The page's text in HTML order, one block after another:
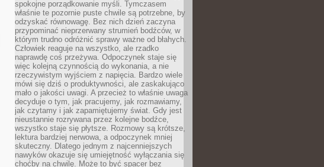
spokojne porządkowanie myśli. Tymczasem
właśnie te pozornie puste chwile są potrzebne, by
odzyskać równowagę. Bez nich dzień zaczyna
przypominać nieprzerwany strumień bodźców, w
którym trudno odróżnić sprawy ważne od błahych.
Człowiek reaguje na wszystko, ale rzadko
naprawdę coś przeżywa. Odpoczynek staje się
więc kolejną czynnością do wykonania, a nie
rzeczywistym wyjściem z napięcia. Bardzo wiele
mówi się dziś o produktywności, ale zaskakująco
mało o jakości uwagi. A przecież to właśnie uwaga
decyduje o tym, jak pracujemy, jak rozmawiamy,
jak czytamy i jak zapamiętujemy świat. Gdy jest
nieustannie rozrywana przez kolejne bodźce,
wszystko staje się płytsze. Rozmowy są krótsze,
lektura bardziej nerwowa, a odpoczynek mniej
skuteczny. Dlatego jednym z najcenniejszych
nawyków okazuje się umiejętność wyłączania się
choćby na chwilę. Może to być spacer bez